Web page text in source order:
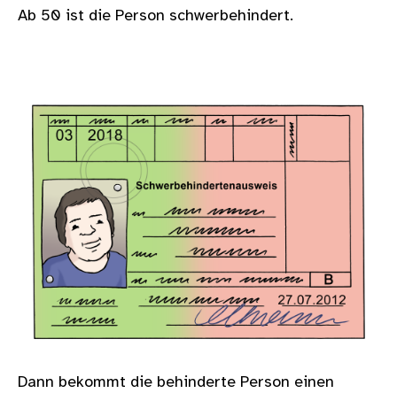
Ab 50 ist die Person schwerbehindert.
Dann bekommt die behinderte Person einen
Bild